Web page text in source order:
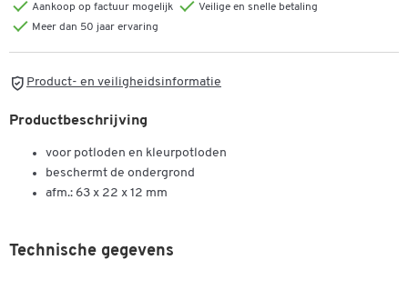
Aankoop op factuur mogelijk
Veilige en snelle betaling
Meer dan 50 jaar ervaring
Product- en veiligheidsinformatie
Productbeschrijving
voor potloden en kleurpotloden
beschermt de ondergrond
afm.: 63 x 22 x 12 mm
Technische gegevens